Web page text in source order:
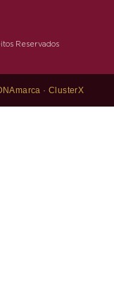
Reservados
·ClusterX